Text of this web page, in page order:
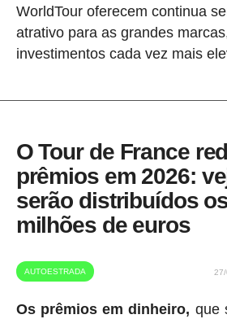
WorldTour oferecem continua
atrativo para as grandes
investimentos cada vez mais
O Tour de France
prêmios em 2026:
serão distribuídos
milhões de euros
AUTOESTRADA
Os prêmios em dinheiro, que